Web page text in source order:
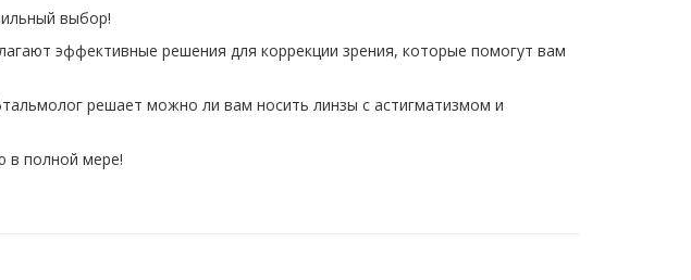
выбор!
эффективные решения для коррекции зрения, которые помогут вам
решает можно ли вам носить линзы с астигматизмом и
в полной мере!